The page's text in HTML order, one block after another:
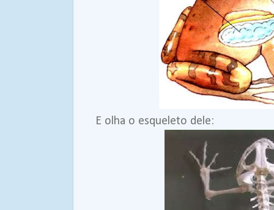
E olha o esqueleto dele: